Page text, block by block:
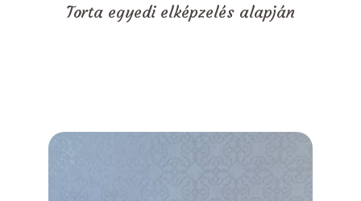
Torta egyedi elképzelés alapján